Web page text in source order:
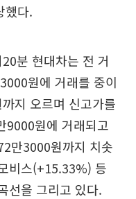
했다.
분 현대차는 전 거
원에 거래를 중이
지 오르며 신고가를
9000원에 거래되고
만3000원까지 치솟
비스(+15.33%) 등
선을 그리고 있다.